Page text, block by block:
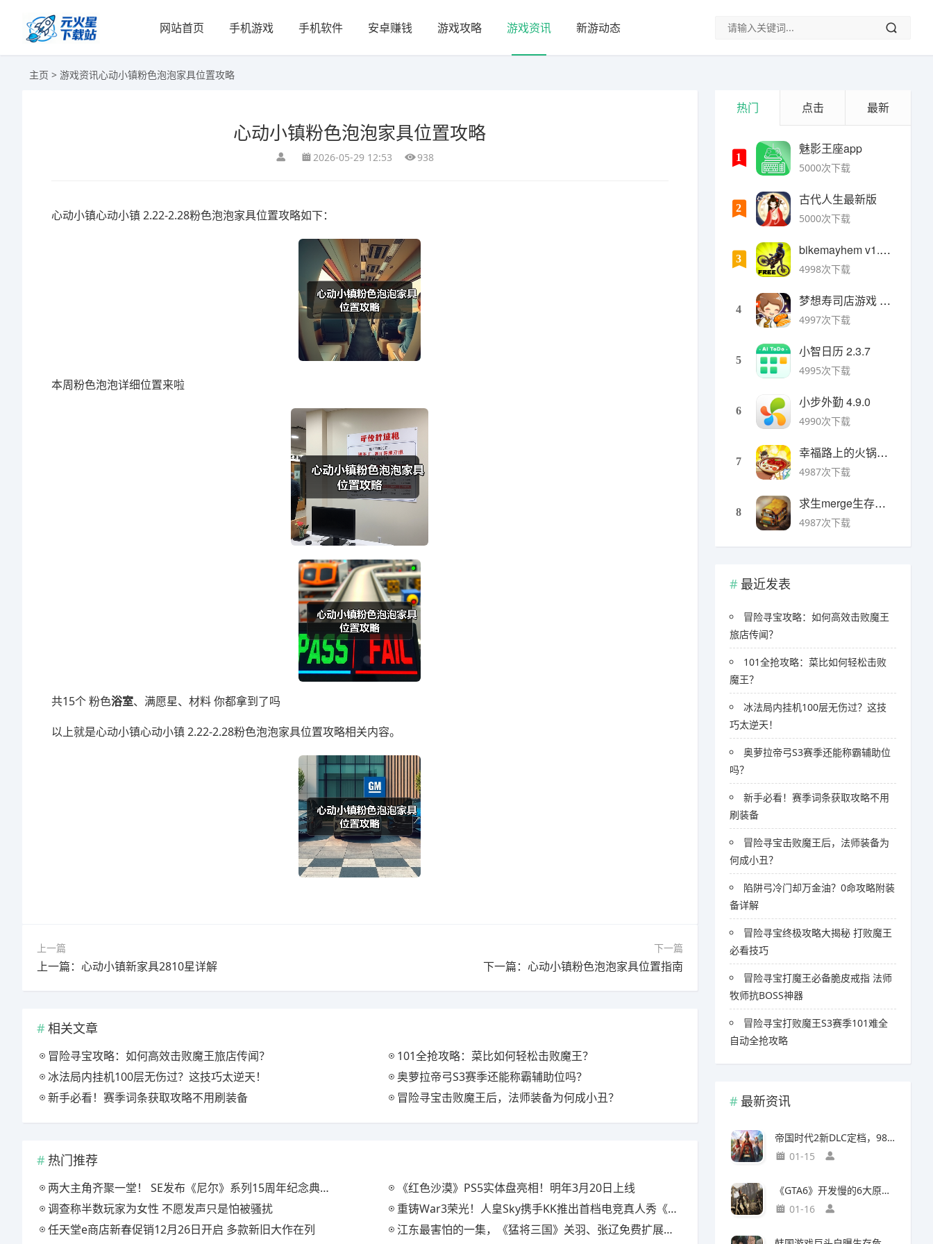
网站首页 手机游戏 手机软件 安卓赚钱 游戏攻略 游戏资讯 新游动态
主页 > 游戏资讯心动小镇粉色泡泡家具位置攻略
心动小镇粉色泡泡家具位置攻略
2026-05-29 12:53 938
心动小镇心动小镇 2.22-2.28粉色泡泡家具位置攻略如下：
本周粉色泡泡详细位置来啦
共15个 粉色浴室、满愿星、材料 你都拿到了吗
以上就是心动小镇心动小镇 2.22-2.28粉色泡泡家具位置攻略相关内容。
上一篇
上一篇：心动小镇新家具2810星详解
下一篇
下一篇：心动小镇粉色泡泡家具位置指南
相关文章
冒险寻宝攻略：如何高效击败魔王旅店传闻？
101全抢攻略：菜比如何轻松击败魔王？
冰法局内挂机100层无伤过？这技巧太逆天！
奥萝拉帝弓S3赛季还能称霸辅助位吗？
新手必看！赛季词条获取攻略不用刷装备
冒险寻宝击败魔王后，法师装备为何成小丑？
热门推荐
两大主角齐聚一堂！ SE发布《尼尔》系列15周年纪念典藏套装
《红色沙漠》PS5实体盘亮相！明年3月20日上线
调查称半数玩家为女性 不愿发声只是怕被骚扰
重铸War3荣光！人皇Sky携手KK推出首档电竞真人秀《寻找下一个Sky》
任天堂e商店新春促销12月26日开启 多款新旧大作在列
江东最害怕的一集，《猛将三国》关羽、张辽免费扩展包现已上线
热门 点击 最新
1
魅影王座app
5000次下载
2
古代人生最新版
5000次下载
3
bikemayhem v1.6.2安卓版
4998次下载
4
梦想寿司店游戏 v4.14.1安卓版
4997次下载
5
小智日历 2.3.7
4995次下载
6
小步外勤 4.9.0
4990次下载
7
幸福路上的火锅店官方版 v5.3.5安卓版
4987次下载
8
求生merge生存之地手机版 v1.48.0安卓版
4987次下载
最近发表
冒险寻宝攻略：如何高效击败魔王
旅店传闻？
101全抢攻略：菜比如何轻松击败
魔王？
冰法局内挂机100层无伤过？这技
巧太逆天！
奥萝拉帝弓S3赛季还能称霸辅助位
吗？
新手必看！赛季词条获取攻略不用
刷装备
冒险寻宝击败魔王后，法师装备为
何成小丑？
陷阱弓冷门却万金油？0命攻略附装
备详解
冒险寻宝终极攻略大揭秘 打败魔王
必看技巧
冒险寻宝打魔王必备脆皮戒指 法师
牧师抗BOSS神器
冒险寻宝打败魔王S3赛季101难全
自动全抢攻略
最新资讯
帝国时代2新DLC定档，98元预购竟藏三大美洲文明秘密
01-15
《GTA6》开发慢的6大原因，竟与编剧离职和内部矛盾有关
01-16